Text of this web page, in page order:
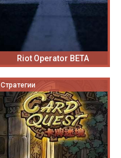
Riot Operator BETA
Стратегии